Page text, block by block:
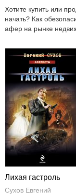
Хотите купить или
начать? Как
афер на рынке
Лихая гастроль
Сухов Евгений